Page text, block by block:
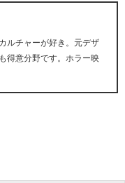
ルチャーが好き。元デザ
得意分野です。ホラー映